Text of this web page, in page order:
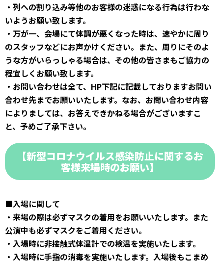
・列への割り込み等他のお客様の迷惑になる行為は行わな
いようお願い致します。
・万が一、会場にて体調が悪くなった時は、速やかに周り
のスタッフなどにお声かけください。また、周りにそのよ
うな方がいらっしゃる場合は、その他の皆さまもご協力の
程宜しくお願い致します。
・お問い合わせは全て、HP下記に記載しておりますお問い
合わせ先までお願いいたします。なお、お問い合わせ内容
によりましては、お答えできかねる場合がございますこ
と、予めご了承下さい。
【新型コロナウイルス感染防止に関するお
客様来場時のお願い】
■入場に関して
・来場の際は必ずマスクの着用をお願いいたします。また
公演中も必ずマスクをご着用ください。
・入場時に非接触式体温計での検温を実施いたします。
・入場時に手指の消毒を実施いたします。入場後もこまめ